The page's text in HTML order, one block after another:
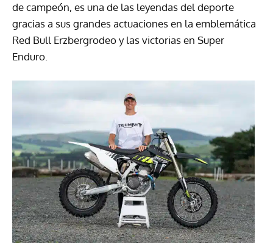
de campeón, es una de las leyendas del deporte
gracias a sus grandes actuaciones en la emblemática
Red Bull Erzbergrodeo y las victorias en Super
Enduro.